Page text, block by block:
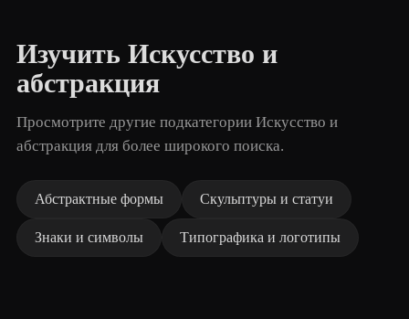
Изучить Искусство и
абстракция
Просмотрите другие подкатегории Искусство и
абстракция для более широкого поиска.
Абстрактные формы Скульптуры и статуи
Знаки и символы Типографика и логотипы